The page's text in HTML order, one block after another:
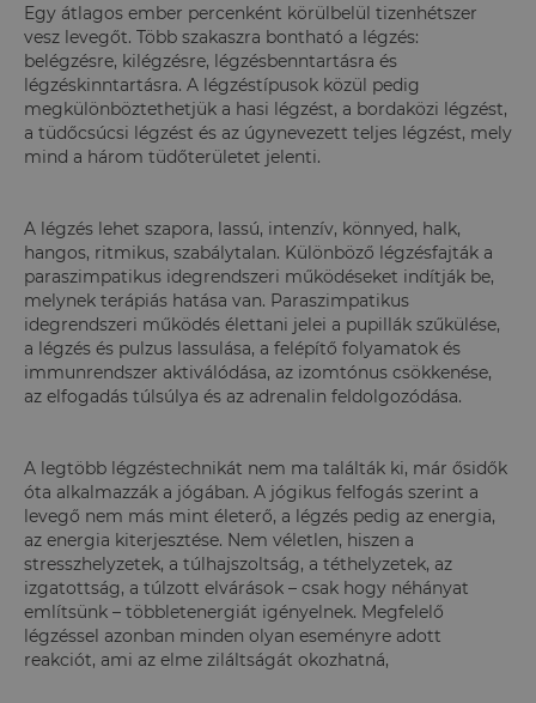
Egy átlagos ember percenként körülbelül tizenhétszer
vesz levegőt. Több szakaszra bontható a légzés:
belégzésre, kilégzésre, légzésbenntartásra és
légzéskinntartásra. A légzéstípusok közül pedig
megkülönböztethetjük a hasi légzést, a bordaközi légzést,
a tüdőcsúcsi légzést és az úgynevezett teljes légzést, mely
mind a három tüdőterületet jelenti.
A légzés lehet szapora, lassú, intenzív, könnyed, halk,
hangos, ritmikus, szabálytalan. Különböző légzésfajták a
paraszimpatikus idegrendszeri működéseket indítják be,
melynek terápiás hatása van. Paraszimpatikus
idegrendszeri működés élettani jelei a pupillák szűkülése,
a légzés és pulzus lassulása, a felépítő folyamatok és
immunrendszer aktiválódása, az izomtónus csökkenése,
az elfogadás túlsúlya és az adrenalin feldolgozódása.
A legtöbb légzéstechnikát nem ma találták ki, már ősidők
óta alkalmazzák a jógában. A jógikus felfogás szerint a
levegő nem más mint életerő, a légzés pedig az energia,
az energia kiterjesztése. Nem véletlen, hiszen a
stresszhelyzetek, a túlhajszoltság, a téthelyzetek, az
izgatottság, a túlzott elvárások – csak hogy néhányat
említsünk – többletenergiát igényelnek. Megfelelő
légzéssel azonban minden olyan eseményre adott
reakciót, ami az elme ziláltságát okozhatná,